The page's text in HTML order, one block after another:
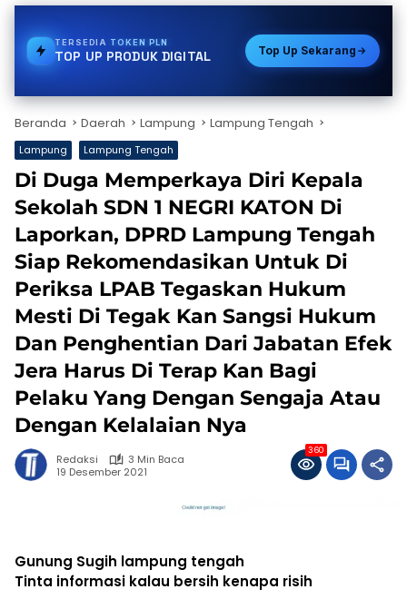
TERSEDIA STREAMING
TOP UP PRODUK DIGITAL Top Up Sekarang
Beranda Daerah Lampung Lampung Tengah
Lampung Lampung Tengah
Di Duga Memperkaya Diri Kepala
Sekolah SDN 1 NEGRI KATON Di
Laporkan, DPRD Lampung Tengah
Siap Rekomendasikan Untuk Di
Periksa LPAB Tegaskan Hukum
Mesti Di Tegak Kan Sangsi Hukum
Dan Penghentian Dari Jabatan Efek
Jera Harus Di Terap Kan Bagi
Pelaku Yang Dengan Sengaja Atau
Dengan Kelalaian Nya
Redaksi
3 Min Baca
19 Desember 2021
360
Gunung Sugih lampung tengah
Tinta informasi kalau bersih kenapa risih